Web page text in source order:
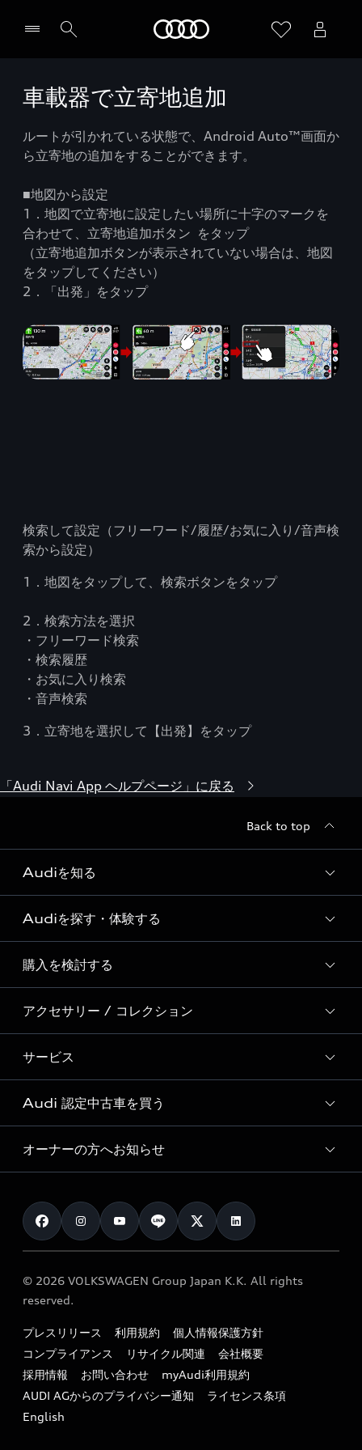
車載器で立寄地追加
ルートが引かれている状態で、Android Auto™画面か
ら立寄地の追加をすることができます。
■地図から設定
1．地図で立寄地に設定したい場所に十字のマークを
合わせて、立寄地追加ボタン をタップ
（立寄地追加ボタンが表示されていない場合は、地図
をタップしてください）
2．「出発」をタップ
検索して設定（フリーワード/履歴/お気に入り/音声検
索から設定）
1．地図をタップして、検索ボタンをタップ
2．検索方法を選択
・フリーワード検索
・検索履歴
・お気に入り検索
・音声検索
3．立寄地を選択して【出発】をタップ
「Audi Navi App ヘルプページ」に戻る
Back to top
Audiを知る
Audi ブランド
Story of Progress
Audi Sport
Formula 1®
デジタルサービス
Audiを探す・体験する
ディーラー検索
新車在庫検索
試乗車・展示車検索
見積り依頼
試乗予約
購入を検討する
モデル一覧
特別仕様モデル / 限定モデル
e-tronラインアップ
価格シミュレーション
車両比較
カタログ一覧
アクセサリー / コレクション
純正アクセサリー
オンラインショップ
Audi collection
アウディナビアプリ
サービス
サービス入庫予約
サービスプログラム
メンテナンス
車検 / 定期点検
e-tronアフターサポート
myAudi
Audi 認定中古車を買う
Audi認定中古車
クオリティ
保証
メンテナンス
ファイナンス
キャンペーン / イベント
買取査定
オーナーの方へお知らせ
お知らせ
オーナー様向けキャンペーン
特定整備適用車一覧
リサイクル法
よくある質問（FAQ）
© 2026 VOLKSWAGEN Group Japan K.K. All rights
reserved.
プレスリリース 利用規約
個人情報保護方針
コンプライアンス
リサイクル関連
会社概要
採用情報
お問い合わせ
myAudi利用規約
AUDI AGからのプライバシー通知
ライセンス条項
English